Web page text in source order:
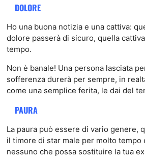
DOLORE
Ho una buona notizia e una cattiva:
dolore passerà di sicuro, quella
tempo.
Non è banale! Una persona lasciata
sofferenza durerà per sempre, in
come una semplice ferita, le dai del
PAURA
La paura può essere di vario genere,
il timore di star male per molto tempo
nessuno che possa sostituire la tua